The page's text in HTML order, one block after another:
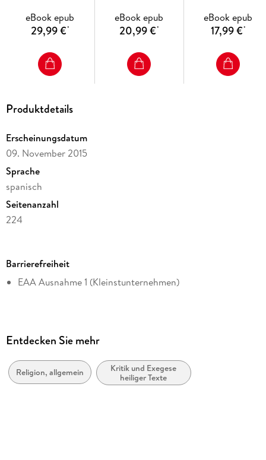
eBook epub
29,99 €*
eBook epub
20,99 €*
eBook epub
17,99 €*
Produktdetails
Erscheinungsdatum
09. November 2015
Sprache
spanisch
Seitenanzahl
224
Altersempfehlung
von 9 bis 99 Jahren
Autor/Autorin
Verlag/Hersteller
Editorial Verbo Divino
Barrierefreiheit
EAA Ausnahme 1 (Kleinstunternehmen)
Entdecken Sie mehr
Religion, allgemein
Kritik und Exegese
heiliger Texte